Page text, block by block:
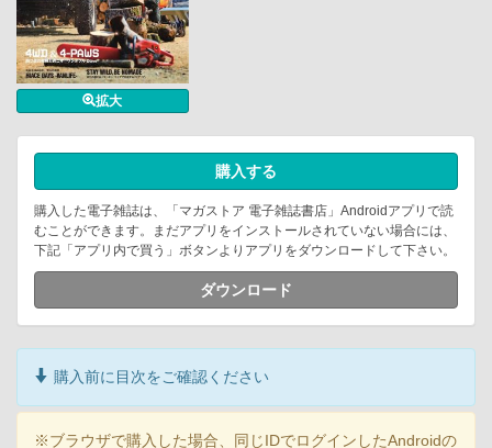
拡大
購入する
購入した電子雑誌は、「マガストア 電子雑誌書店」Androidアプリで読
むことができます。まだアプリをインストールされていない場合には、
下記「アプリ内で買う」ボタンよりアプリをダウンロードして下さい。
ダウンロード
購入前に目次をご確認ください
※ブラウザで購入した場合、同じIDでログインしたAndroidの